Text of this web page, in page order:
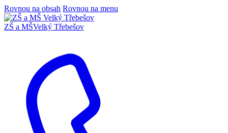
Rovnou na obsah Rovnou na menu
ZŠ a MŠVelký Třebešov